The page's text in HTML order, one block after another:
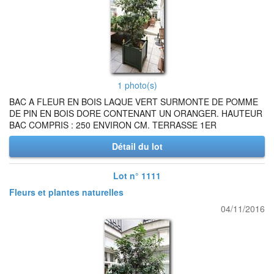
1 photo(s)
BAC A FLEUR EN BOIS LAQUE VERT SURMONTE DE POMME
DE PIN EN BOIS DORE CONTENANT UN ORANGER. HAUTEUR
BAC COMPRIS : 250 ENVIRON CM. TERRASSE 1ER
Détail du lot
Lot n° 1111
Fleurs et plantes naturelles
04/11/2016